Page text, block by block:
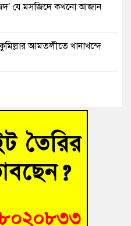
যে মসজিদে কখনো আজান
আমতলীতে খানাখন্দে
বাংলাদেশি
পুকুরে রিকশাচালকের মরদেহ
বিচার করেন, জনগণ আপনাদের
জুলাই গণঅভ্যুত্থান দিবসের